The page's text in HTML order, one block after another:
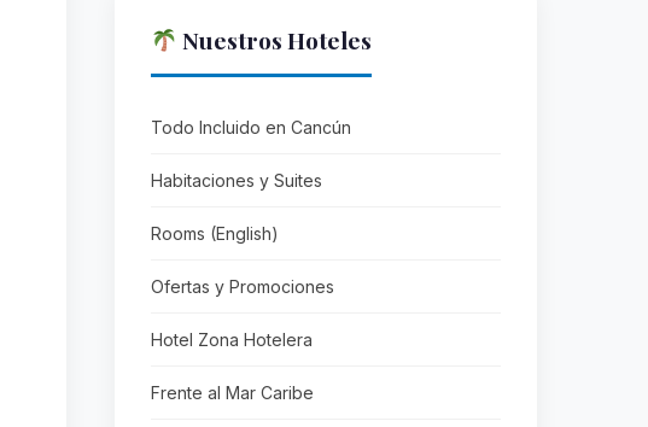
Nuestros Hoteles
Todo Incluido en Cancún
Habitaciones y Suites
Rooms (English)
Ofertas y Promociones
Hotel Zona Hotelera
Frente al Mar Caribe